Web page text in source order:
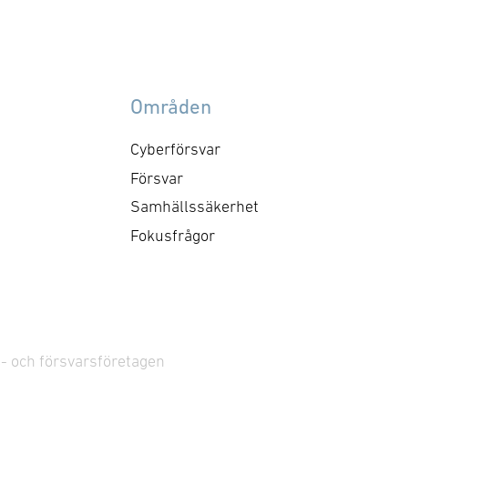
Områden
Cyberförsvar
Försvar
Samhällssäkerhet
Fokusfrågor
och försvarsföretagen